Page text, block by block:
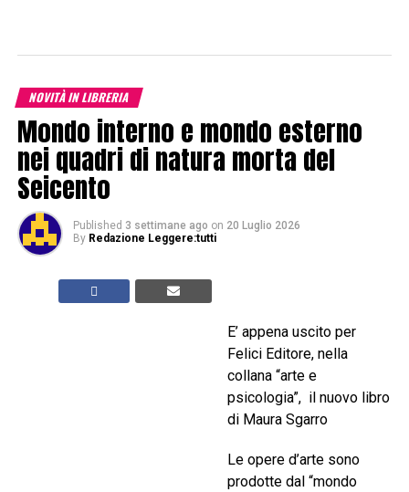
NOVITÀ IN LIBRERIA
Mondo interno e mondo esterno
nei quadri di natura morta del
Seicento
Published 3 settimane ago on 20 Luglio 2026
By Redazione Leggere:tutti
E’ appena uscito per
Felici Editore, nella
collana “arte e
psicologia”, il nuovo libro
di Maura Sgarro
Le opere d’arte sono
prodotte dal “mondo